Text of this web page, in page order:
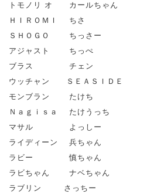
トモノリ オ カールちゃん
ＨＩＲＯＭＩ ちさ
ＳＨＯＧＯ ちっさー
アジャスト ちっぺ
ブラス チェン
ウッチャン ＳＥＡＳＩＤＥ
モンブラン たけち
Ｎａｇｉｓａ たけうっち
マサル よっしー
ライディーン 兵ちゃん
ラビー 慎ちゃん
ラビちゃん ナベちゃん
ラブリン さっちー